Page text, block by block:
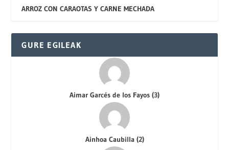
ARROZ CON CARAOTAS Y CARNE MECHADA
GURE EGILEAK
Aimar Garcés de los Fayos (3)
Ainhoa Caubilla (2)